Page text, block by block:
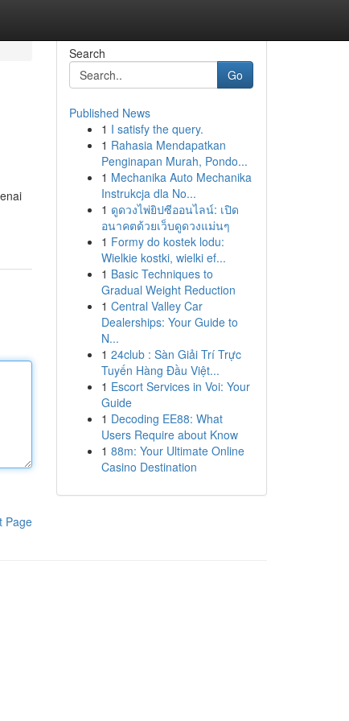
Page
Search
Go
Published News
1 I satisfy the query.
1 Rahasia Mendapatkan
Penginapan Murah, Pondo...
1 Mechanika Auto Mechanika
Instrukcja dla No...
1 ดูดวงไพ่ยิปซีออนไลน์: เปิด
อนาคตด้วยเว็บดูดวงแม่นๆ
1 Formy do kostek lodu:
Wielkie kostki, wielki ef...
1 Basic Techniques to
Gradual Weight Reduction
1 Central Valley Car
Dealerships: Your Guide to
N...
1 24club : Sàn Giải Trí Trực
Tuyến Hàng Đầu Việt...
1 Escort Services in Voi: Your
Guide
1 Decoding EE88: What
Users Require about Know
1 88m: Your Ultimate Online
Casino Destination